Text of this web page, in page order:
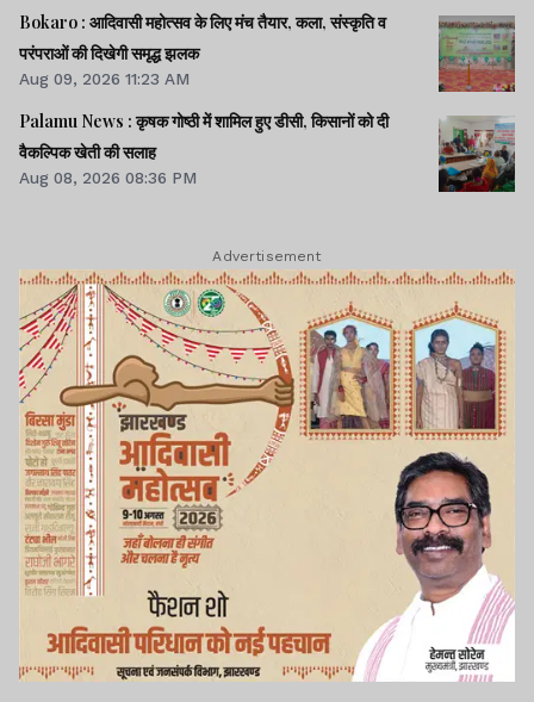
Bokaro : आदिवासी महोत्सव के लिए मंच तैयार, कला, संस्कृति व
परंपराओं की दिखेगी समृद्ध झलक
Aug 09, 2026 11:23 AM
Palamu News : कृषक गोष्ठी में शामिल हुए डीसी, किसानों को दी
वैकल्पिक खेती की सलाह
Aug 08, 2026 08:36 PM
Advertisement